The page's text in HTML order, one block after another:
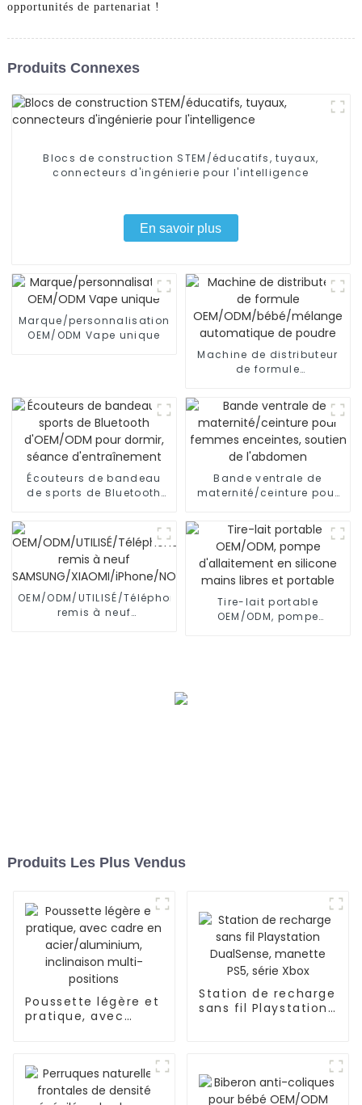
opportunités de partenariat !
Produits Connexes
Blocs de construction STEM/éducatifs, tuyaux,
connecteurs d'ingénierie pour l'intelligence
En savoir plus
Marque/personnalisation
OEM/ODM Vape unique
Machine de distributeur
de formule
automatique de poudre
Écouteurs de bandeau
de sports de Bluetooth
Bande ventrale de
maternité/ceinture pour
soutien de l'abdomen
OEM/ODM/UTILISÉ/Téléphone
remis à neuf
Tire-lait portable
OEM/ODM, pompe
Produits Les Plus Vendus
Poussette légère et
pratique, avec
positions
Station de recharge
sans fil Playstation